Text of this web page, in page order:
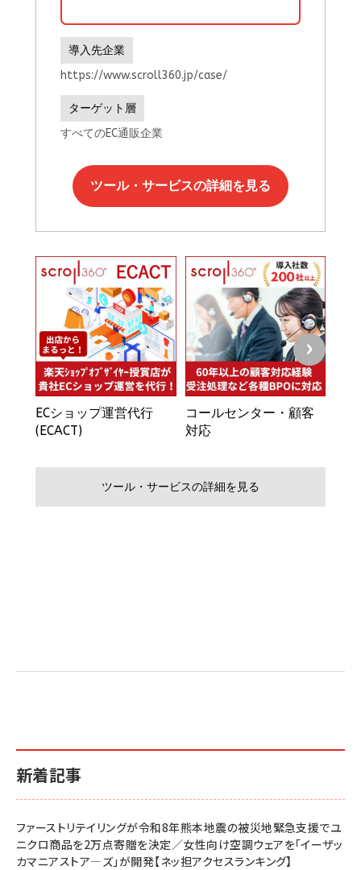
新着記事
ファーストリテイリングが令和8年熊本地震の被災地緊急支援でユ
ニクロ商品を2万点寄贈を決定／女性向け空調ウェアを「イーザッ
カマニアストア―ズ」が開発【ネッ担アクセスランキング】